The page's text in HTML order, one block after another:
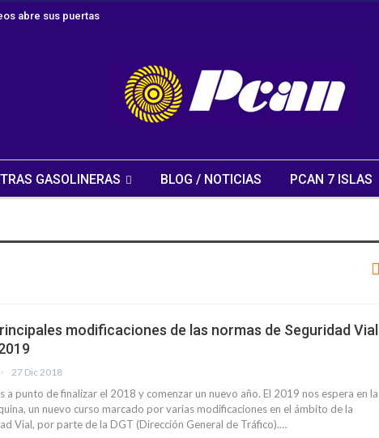
abre sus puertas
GASOLINERAS BLOG / NOTICIAS PCAN 7 ISLAS
modificaciones de las normas de Seguridad Vial
27 Dic 2018
a punto de finalizar el 2018 y comenzar un nuevo año. El 2019 nos espera en la
un nuevo curso marcado por varias modificaciones en el ámbito de la
Vial, por parte de la DGT (Dirección General de Tráfico).…